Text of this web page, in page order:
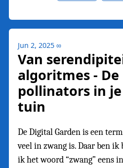
Jun 2, 2025 ∞
Van
algoritmes -
pollinators in
tuin
De Digital Garden is een
veel in zwang is. Daar ben
ik het woord “zwang” eens